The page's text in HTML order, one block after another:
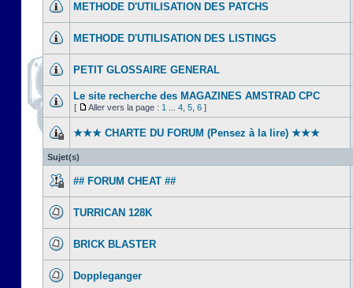
METHODE D'UTILISATION DES PATCHS
METHODE D'UTILISATION DES LISTINGS
PETIT GLOSSAIRE GENERAL
Le site recherche des MAGAZINES AMSTRAD CPC
[ Aller vers la page : 1 4 5 6 ]
★★★ CHARTE DU FORUM (Pensez à la lire) ★★★
Sujet(s)
## FORUM CHEAT ##
TURRICAN 128K
BRICK BLASTER
Doppleganger